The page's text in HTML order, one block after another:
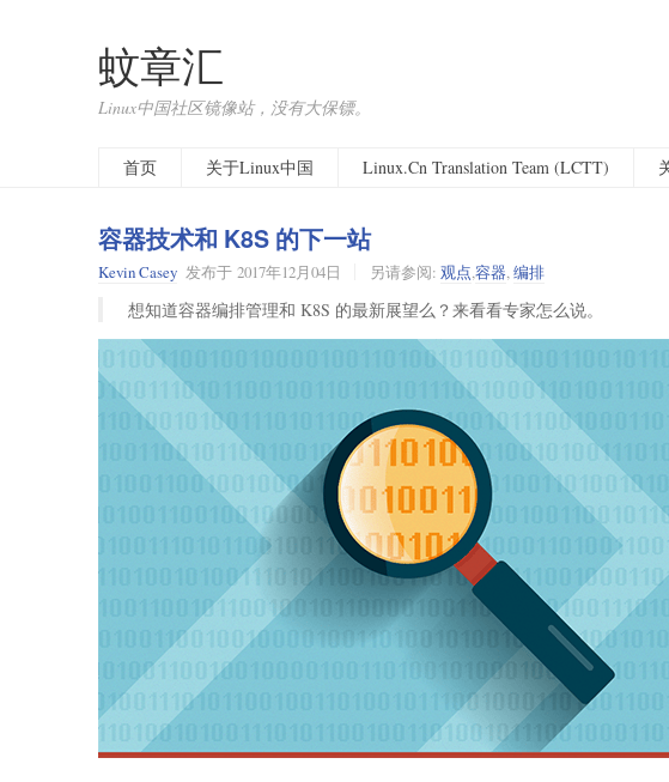
蚊章汇
Linux中国社区镜像站，没有大保镖。
首页
关于Linux中国 Linux.Cn Translation Team (LCTT)
容器技术和 K8S 的下一站
Kevin Casey 发布于 2017年12月04日 另请参阅: 观点,容器,编排
想知道容器编排管理和 K8S 的最新展望么？来看看专家怎么说。